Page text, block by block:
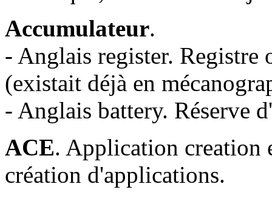
Accumulateur.
- Anglais register. Registre
(existait déjà en
- Anglais battery. Réserve
ACE. Application creation
création d'applications.